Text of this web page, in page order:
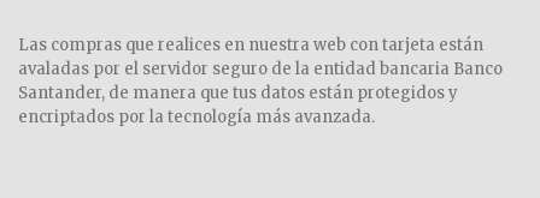
Las compras que realices en nuestra web con tarjeta están
avaladas por el servidor seguro de la entidad bancaria Banco
Santander, de manera que tus datos están protegidos y
encriptados por la tecnología más avanzada.